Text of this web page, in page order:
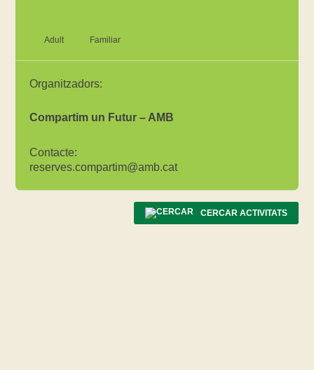
Adult Familiar
Organitzadors:
Compartim un Futur – AMB
Contacte:
reserves.compartim@amb.cat
CERCAR ACTIVITATS